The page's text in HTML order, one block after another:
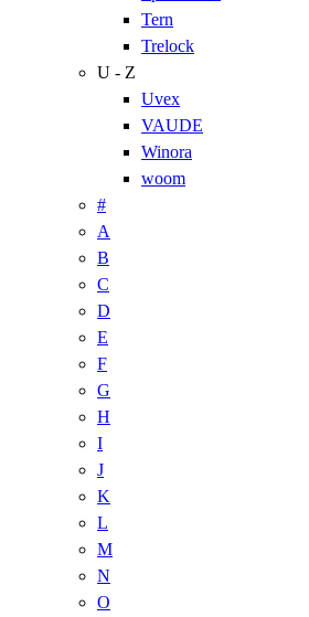
Tern
Trelock
U - Z
Uvex
VAUDE
Winora
woom
#
A
B
C
D
E
F
G
H
I
J
K
L
M
N
O